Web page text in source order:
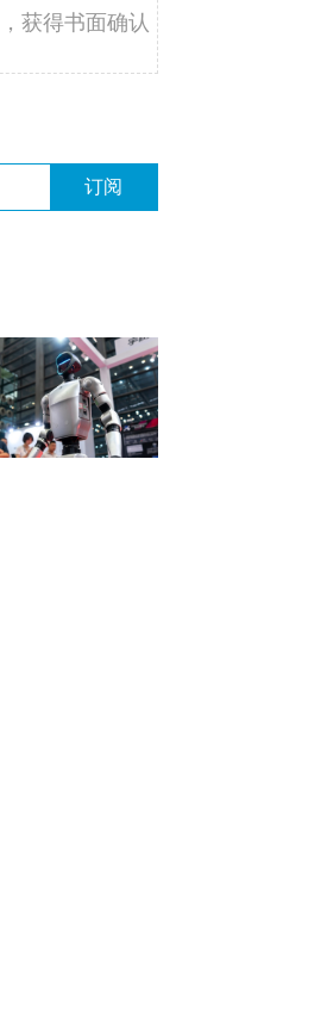
，获得书面确认
订阅